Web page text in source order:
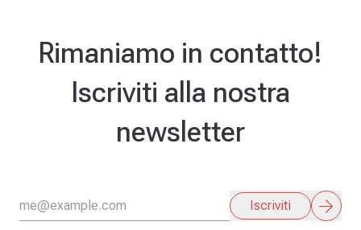
Rimaniamo in contatto!
Iscriviti alla nostra
newsletter
Iscriviti arrow_forward